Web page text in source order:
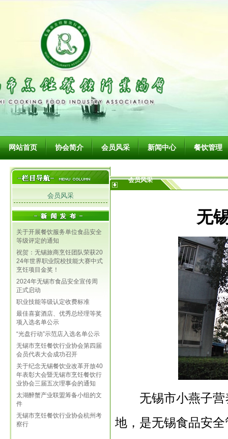
网站首页 协会简介 会员风采 新闻中心 餐饮管理
会员风采
关于开展餐饮服务单位食品安全
等级评定的通知
祝贺：无锡旅商烹饪团队荣获20
24年世界职业院校技能大赛中式
烹饪项目金奖！
2024年无锡市食品安全宣传周
正式启动
职业技能等级认定收费标准
最佳喜宴酒店、优秀总经理等奖
项入选名单公示
“光盘行动”示范店入选名单公示
无锡市烹饪餐饮行业协会第四届
会员代表大会成功召开
关于纪念无锡餐饮业改革开放40
年表彰大会暨无锡市烹饪餐饮行
业协会三届五次理事会的通知
太湖醉蟹产业联盟筹备小组的文
件
无锡市烹饪餐饮行业协会杭州考
察行
会员风采
无
无锡市小燕子营
地，是无锡食品安